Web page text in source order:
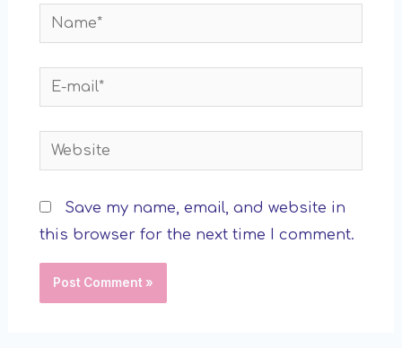
Name*
E-
mail*
Website
Save my name, email, and website in
this browser for the next time I comment.